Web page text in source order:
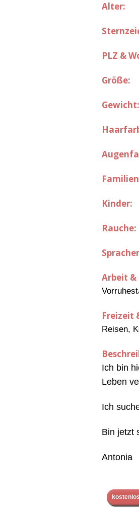
Alter:
PLZ &
Größe:
Gewicht:
Kinder:
Rauche:
Arbeit &
Freizeit
Reisen,
Ich bin
Leben
Ich
Bin jetzt
Antonia